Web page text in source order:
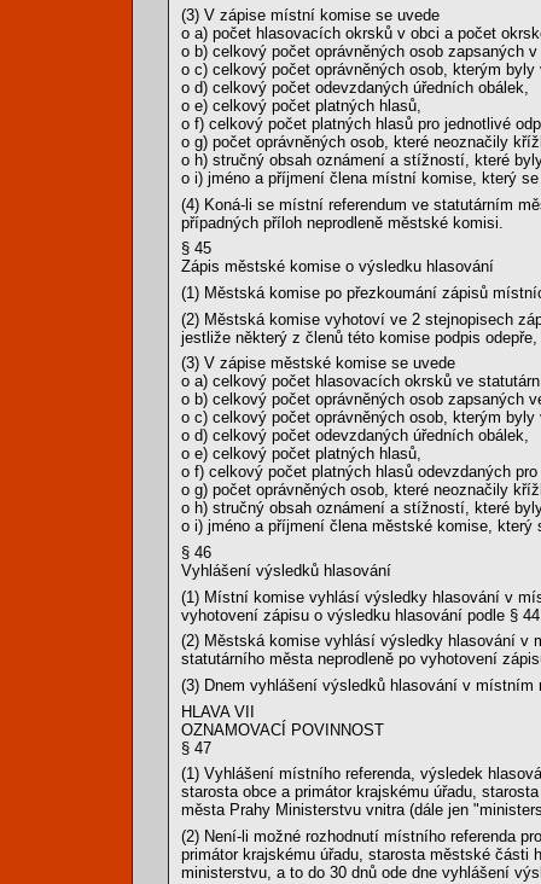
(3) V zápise místní komise se uvede
o a) počet hlasovacích okrsků v obci a počet
o b) celkový počet oprávněných osob zapsaných
o c) celkový počet oprávněných osob, kterým
o d) celkový počet odevzdaných úředních obálek,
o e) celkový počet platných hlasů,
o f) celkový počet platných hlasů pro jednotlivé
o g) počet oprávněných osob, které neoznačily
o h) stručný obsah oznámení a stížností, které
o i) jméno a příjmení člena místní komise, který
(4) Koná-li se místní referendum ve statutárním
případných příloh neprodleně městské komisi.
§ 45
Zápis městské komise o výsledku hlasování
(1) Městská komise po přezkoumání zápisů
(2) Městská komise vyhotoví ve 2 stejnopisech
jestliže některý z členů této komise podpis
(3) V zápise městské komise se uvede
o a) celkový počet hlasovacích okrsků ve
o b) celkový počet oprávněných osob zapsaných
o c) celkový počet oprávněných osob, kterým
o d) celkový počet odevzdaných úředních obálek,
o e) celkový počet platných hlasů,
o f) celkový počet platných hlasů odevzdaných
o g) počet oprávněných osob, které neoznačily
o h) stručný obsah oznámení a stížností, které
o i) jméno a příjmení člena městské komise, který
§ 46
Vyhlášení výsledků hlasování
(1) Místní komise vyhlásí výsledky hlasování v
vyhotovení zápisu o výsledku hlasování podle §
(2) Městská komise vyhlásí výsledky hlasování v
statutárního města neprodleně po vyhotovení
(3) Dnem vyhlášení výsledků hlasování v
HLAVA VII
OZNAMOVACÍ POVINNOST
§ 47
(1) Vyhlášení místního referenda, výsledek
starosta obce a primátor krajskému úřadu,
města Prahy Ministerstvu vnitra (dále jen
(2) Není-li možné rozhodnutí místního referenda
primátor krajskému úřadu, starosta městské části
ministerstvu, a to do 30 dnů ode dne vyhlášení